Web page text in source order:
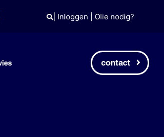
| Inloggen Olie nodig?
contact